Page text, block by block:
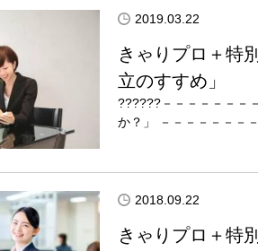
2019.03.22
きゃりプロ＋特
立のすすめ」
??????－－－－－－－
か？」 －－－－－－－
2018.09.22
きゃりプロ＋特